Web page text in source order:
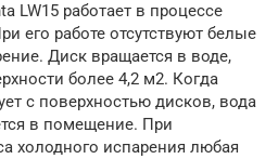
LW15 работает в процессе
его работе отсутствуют белые
Диск вращается в воде,
более 4,2 м2. Когда
с поверхностью дисков, вода
в помещение. При
холодного испарения любая